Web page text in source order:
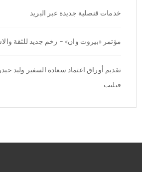
خدمات قنصلية جديدة عبر البريد
مؤتمر «بيروت وان» – زخم جديد للثقة
تقديم أوراق اعتماد سعادة السفير وليد
فيليب